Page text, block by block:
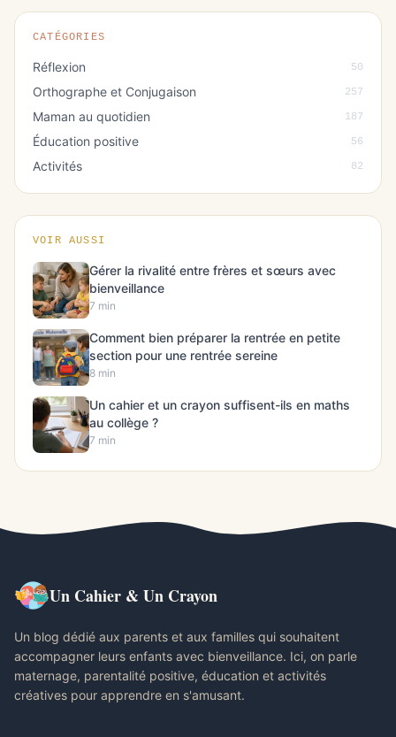
CATÉGORIES
Réflexion 50
Orthographe et Conjugaison 257
Maman au quotidien 187
Éducation positive 56
Activités 82
VOIR AUSSI
Gérer la rivalité entre frères et sœurs avec
bienveillance
7 min
Comment bien préparer la rentrée en petite
section pour une rentrée sereine
8 min
Un cahier et un crayon suffisent-ils en maths
au collège ?
7 min
Un Cahier & Un Crayon
Un blog dédié aux parents et aux familles qui souhaitent
accompagner leurs enfants avec bienveillance. Ici, on parle
maternage, parentalité positive, éducation et activités
créatives pour apprendre en s'amusant.